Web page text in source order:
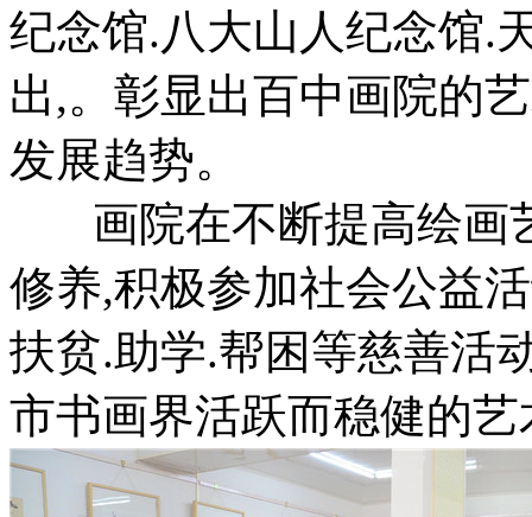
纪念馆.八大山人纪念馆.
出,。彰显出百中画院的
发展趋势。
画院在不断提高绘画
修养,积极参加社会公益
扶贫.助学.帮困等慈善活
市书画界活跃而稳健的